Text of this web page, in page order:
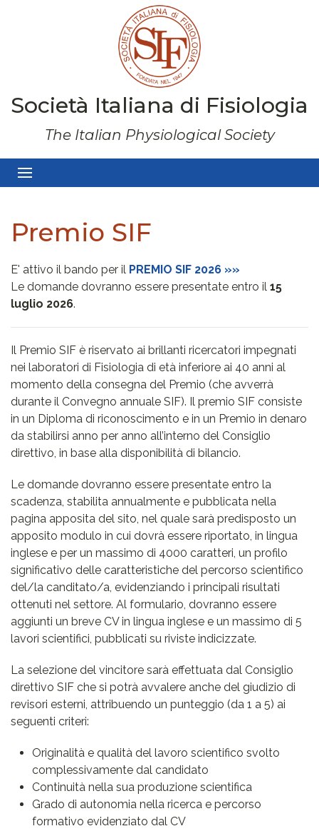
Società Italiana di Fisiologia
The Italian Physiological Society
Premio SIF
E' attivo il bando per il PREMIO SIF 2026 »»
Le domande dovranno essere presentate entro il 15
luglio 2026.
Il Premio SIF è riservato ai brillanti ricercatori impegnati
nei laboratori di Fisiologia di età inferiore ai 40 anni al
momento della consegna del Premio (che avverrà
durante il Convegno annuale SIF). Il premio SIF consiste
in un Diploma di riconoscimento e in un Premio in denaro
da stabilirsi anno per anno all’interno del Consiglio
direttivo, in base alla disponibilità di bilancio.
Le domande dovranno essere presentate entro la
scadenza, stabilita annualmente e pubblicata nella
pagina apposita del sito, nel quale sarà predisposto un
apposito modulo in cui dovrà essere riportato, in lingua
inglese e per un massimo di 4000 caratteri, un profilo
significativo delle caratteristiche del percorso scientifico
del/la canditato/a, evidenziando i principali risultati
ottenuti nel settore. Al formulario, dovranno essere
aggiunti un breve CV in lingua inglese e un massimo di 5
lavori scientifici, pubblicati su riviste indicizzate.
La selezione del vincitore sarà effettuata dal Consiglio
direttivo SIF che si potrà avvalere anche del giudizio di
revisori esterni, attribuendo un punteggio (da 1 a 5) ai
seguenti criteri:
Originalità e qualità del lavoro scientifico svolto
complessivamente dal candidato
Continuità nella sua produzione scientifica
Grado di autonomia nella ricerca e percorso
formativo evidenziato dal CV